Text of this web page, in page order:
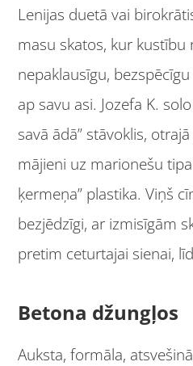
Lenijas duetā vai
masu skatos, kur
nepaklausīgu,
ap savu asi. Jozefa K.
savā ādā” stāvoklis,
mājieni uz marionešu
ķermeņa” plastika. Viņš
bezjēdzīgi, ar izmisīgām
pretim ceturtajai sienai,
Betona džungļos
Auksta, formāla,